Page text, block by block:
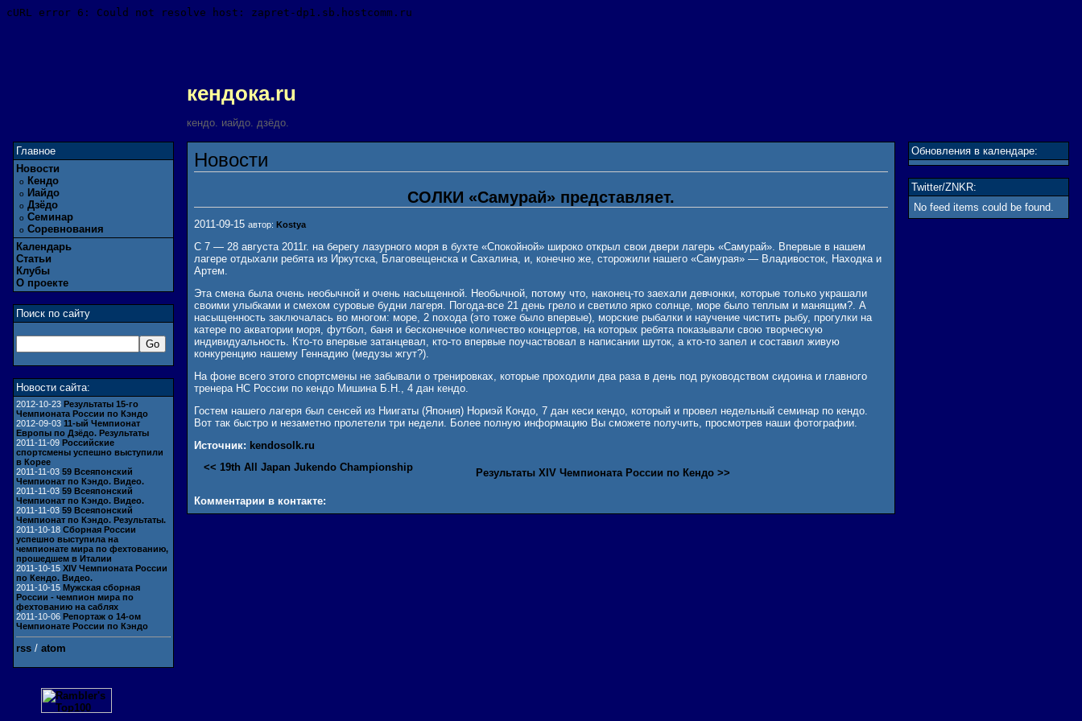
кендока.ru
кендо. иайдо. дзёдо.
Главное
Новости
o Кендо
o Иайдо
o Дзёдо
o Семинар
o Соревнования
Календарь
Статьи
Клубы
О проекте
Поиск по сайту
Новости сайта:
2012-10-23 Результаты 15-го
Чемпионата России по Кэндо
2012-09-03 11-ый Чемпионат
Европы по Дзёдо. Результаты
2011-11-09 Российские
спортсмены успешно выступили
в Корее
2011-11-03 59 Всеяпонский
Чемпионат по Кэндо. Видео.
2011-11-03 59 Всеяпонский
Чемпионат по Кэндо. Видео.
2011-11-03 59 Всеяпонский
Чемпионат по Кэндо. Результаты.
2011-10-18 Сборная России
успешно выступила на
чемпионате мира по фехтованию,
прошедшем в Италии
2011-10-15 XIV Чемпионата России
по Кендо. Видео.
2011-10-15 Мужская сборная
России - чемпион мира по
фехтованию на саблях
2011-10-06 Репортаж о 14-ом
Чемпионате России по Кэндо
rss / atom
Новости
СОЛКИ «Самурай» представляет.
2011-09-15 автор: Kostya
С 7 — 28 августа 2011г. на берегу лазурного моря в бухте «Спокойной» широко открыл свои двери лагерь «Самурай». Впервые в нашем
лагере отдыхали ребята из Иркутска, Благовещенска и Сахалина, и, конечно же, сторожили нашего «Самурая» — Владивосток, Находка и
Артем.
Эта смена была очень необычной и очень насыщенной. Необычной, потому что, наконец-то заехали девчонки, которые только украшали
своими улыбками и смехом суровые будни лагеря. Погода-все 21 день грело и светило ярко солнце, море было теплым и манящим?. А
насыщенность заключалась во многом: море, 2 похода (это тоже было впервые), морские рыбалки и научение чистить рыбу, прогулки на
катере по акватории моря, футбол, баня и бесконечное количество концертов, на которых ребята показывали свою творческую
индивидуальность. Кто-то впервые затанцевал, кто-то впервые поучаствовал в написании шуток, а кто-то запел и составил живую
конкуренцию нашему Геннадию (медузы жгут?).
На фоне всего этого спортсмены не забывали о тренировках, которые проходили два раза в день под руководством сидоина и главного
тренера НС России по кендо Мишина Б.Н., 4 дан кендо.
Гостем нашего лагеря был сенсей из Ниигаты (Япония) Нориэй Кондо, 7 дан кеси кендо, который и провел недельный семинар по кендо.
Вот так быстро и незаметно пролетели три недели. Более полную информацию Вы сможете получить, просмотрев наши фотографии.
Источник: kendosolk.ru
<< 19th All Japan Jukendo Championship
Результаты XIV Чемпионата России по Кендо >>
Комментарии в контакте:
Обновления в календаре:
Twitter/ZNKR:
No feed items could be found.